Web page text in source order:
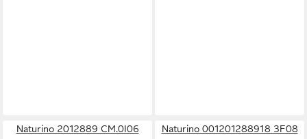
Naturino 2012889 CM.0I06
Naturino 001201288918 3F08